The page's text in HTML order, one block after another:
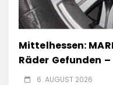
Mittelhessen:
Räder Gefunden
6. AUGUST 2026